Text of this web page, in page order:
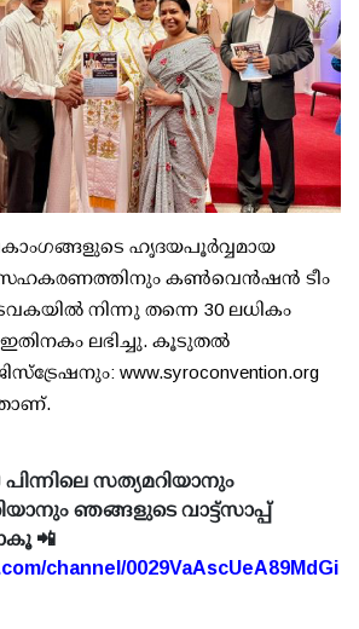
ഹൃദയപൂർവ്വമായ
സഹകരണത്തിനും കൺവെൻഷൻ ടീം
നിന്നു തന്നെ 30 ലധികം
ലഭിച്ചു. കൂടുതൽ
www.syroconvention.org
സത്യമറിയാനും
ഞങ്ങളുടെ വാട്ട്സാപ്പ്
📲
channel/0029VaAscUeA89MdGi